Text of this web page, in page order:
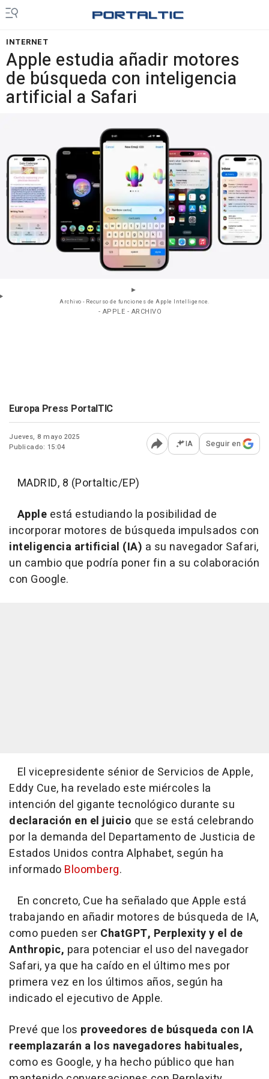
INTERNET
Apple estudia añadir motores
de búsqueda con inteligencia
artificial a Safari
Archivo - Recurso de funciones de Apple Intelligence.
- APPLE - ARCHIVO
Europa Press PortalTIC
Jueves, 8 mayo 2025
Publicado: 15:04
Abrir opciones para
IA Seguir en
MADRID, 8 (Portaltic/EP)
Apple está estudiando la posibilidad de
incorporar motores de búsqueda impulsados con
inteligencia artificial (IA) a su navegador Safari,
un cambio que podría poner fin a su colaboración
con Google.
El vicepresidente sénior de Servicios de Apple,
Eddy Cue, ha revelado este miércoles la
intención del gigante tecnológico durante su
declaración en el juicio que se está celebrando
por la demanda del Departamento de Justicia de
Estados Unidos contra Alphabet, según ha
informado Bloomberg.
En concreto, Cue ha señalado que Apple está
trabajando en añadir motores de búsqueda de IA,
como pueden ser ChatGPT, Perplexity y el de
Anthropic, para potenciar el uso del navegador
Safari, ya que ha caído en el último mes por
primera vez en los últimos años, según ha
indicado el ejecutivo de Apple.
Prevé que los proveedores de búsqueda con IA
reemplazarán a los navegadores habituales,
como es Google, y ha hecho público que han